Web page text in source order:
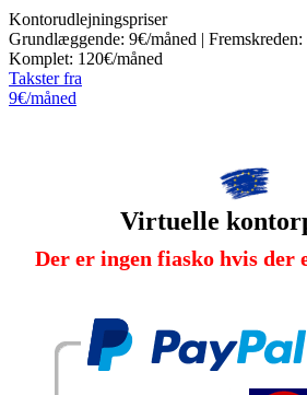
Kontorudlejningspriser
Grundlæggende: 9€/måned | Fremskreden:
Komplet: 120€/måned
Takster fra
9€/måned
Virtuelle
Der er ingen fiasko hvis der